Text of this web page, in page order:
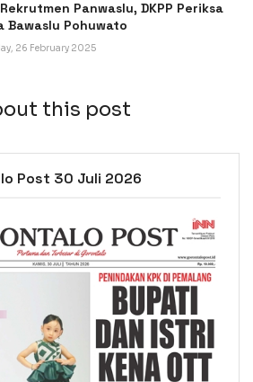
Panwaslu, DKPP Periksa
Bawaslu Pohuwato
26 February 2025
this post
Post 30 Juli 2026